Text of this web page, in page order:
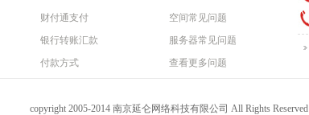
财付通支付
银行转账汇款
付款方式
空间常见问题
服务器常见问题
查看更多问题
copyright 2005-2014 南京延仑网络科技有限公司 All Rights Reserved